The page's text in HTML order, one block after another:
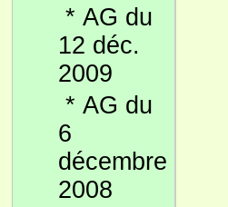
* AG du
12 déc.
2009
* AG du
6
décembre
2008